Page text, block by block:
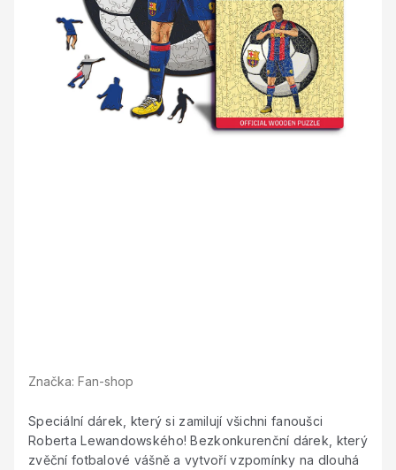
Značka: Fan-shop
Speciální dárek, který si zamilují všichni fanoušci
Roberta Lewandowského! Bezkonkurenční dárek, který
zvěční fotbalové vášně a vytvoří vzpomínky na dlouhá